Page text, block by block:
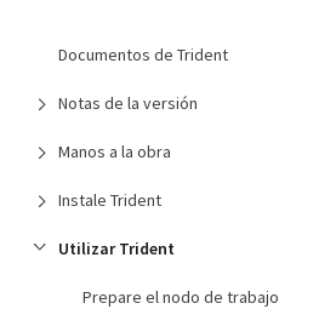
Documentos de Trident
Notas de la versión
Manos a la obra
Instale Trident
Utilizar Trident
Prepare el nodo de trabajo